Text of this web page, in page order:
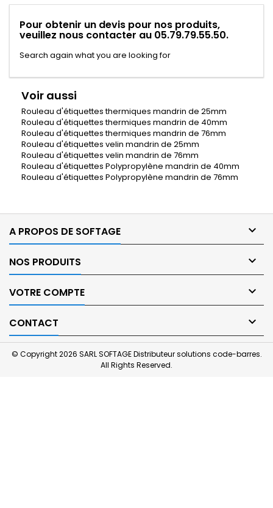
Pour obtenir un devis pour nos produits,
veuillez nous contacter au 05.79.79.55.50.
Search again what you are looking for
Voir aussi
Rouleau d'étiquettes thermiques mandrin de 25mm
Rouleau d'étiquettes thermiques mandrin de 40mm
Rouleau d'étiquettes thermiques mandrin de 76mm
Rouleau d'étiquettes velin mandrin de 25mm
Rouleau d'étiquettes velin mandrin de 76mm
Rouleau d'étiquettes Polypropylène mandrin de 40mm
Rouleau d'étiquettes Polypropylène mandrin de 76mm
A PROPOS DE SOFTAGE 
NOS PRODUITS 
VOTRE COMPTE 
CONTACT 
© Copyright 2026 SARL SOFTAGE Distributeur solutions code-barres.
All Rights Reserved.